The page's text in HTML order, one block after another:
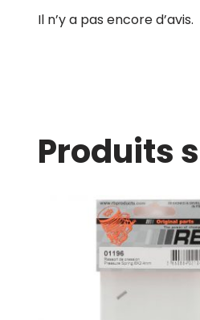
Il n’y a pas encore d’avis.
Produits